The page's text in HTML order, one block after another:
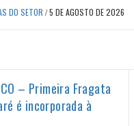
DO SETOR /5 DE AGOSTO DE 2026
– Primeira Fragata
é incorporada à